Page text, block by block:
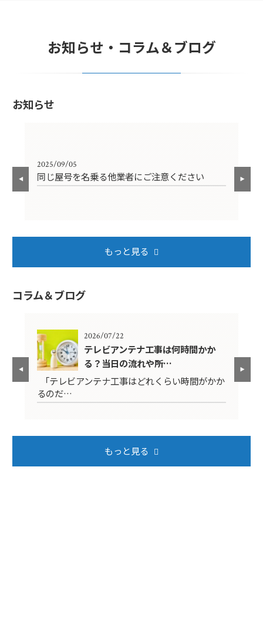
お知らせ・コラム＆ブログ
お知らせ
2025/09/05
同じ屋号を名乗る他業者にご注意ください
もっと見る
コラム＆ブログ
2026/07/22
テレビアンテナ工事は何時間かか
る？当日の流れや所…
「テレビアンテナ工事はどれくらい時間がかか
るのだ…
もっと見る